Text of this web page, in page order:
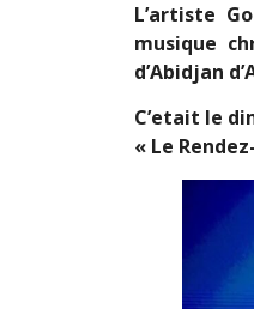
L’artiste
musique
d’Abidjan
C’etait le
« Le